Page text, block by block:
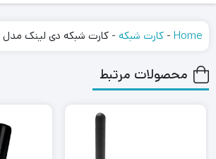
Home
- کارت شبکه - کارت شبکه دی لینک مدل DGE-528T
محصولات مرتبط